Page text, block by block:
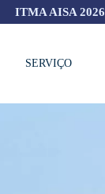
ITMA AISA 2026
SERVIÇO